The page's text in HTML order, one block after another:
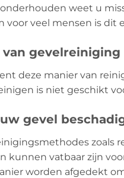
weet u
voor veel mensen is dit
van
deze manier van
is niet geschikt
gevel
zoals
kunnen vatbaar zijn
worden afgedekt